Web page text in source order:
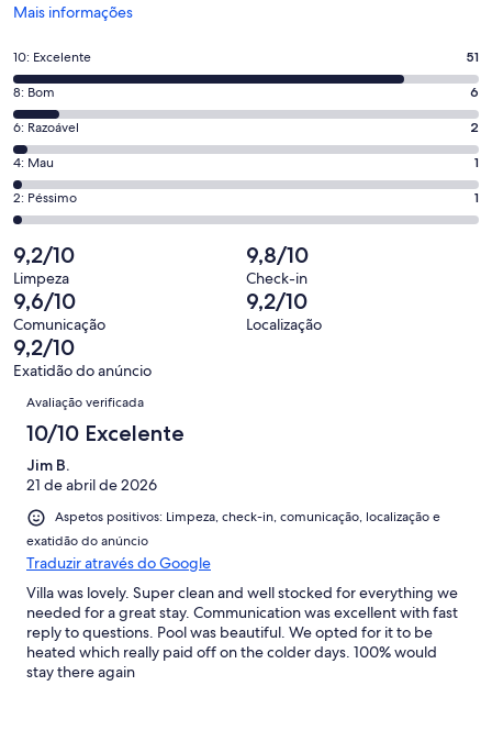
Mais informações
Abre
nova
janela
Pontuação
de
10,
o
que
significa
“Excelente”.
51
de
61
avaliações.
10: Excelente 51
Pontuação
de
8,
o
que
significa
6
de
61
avaliações.
8: Bom 6
Pontuação
de
6,
o
que
significa
“Razoável”.
2
de
61
avaliações.
6: Razoável 2
Pontuação
de
4,
que
significa
“Mau”.
1
de
61
avaliações.
4: Mau 1
Pontuação
de
2,
o
que
significa
“Péssimo”.
1
avaliações.
2: Péssimo 1
9,2/10
Limpeza
9,8/10
Check-in
9,6/10
Comunicação
9,2/10
Localização
9,2/10
Exatidão do anúncio
Avaliações
Avaliação verificada
10/10 Excelente
Jim B.
21 de abril de 2026
Aspetos positivos: Limpeza, check-in, comunicação, localização e
exatidão do anúncio
Traduzir através do Google
Villa was lovely. Super clean and well stocked for everything we
needed for a great stay. Communication was excellent with fast
reply to questions. Pool was beautiful. We opted for it to be
heated which really paid off on the colder days. 100% would
stay there again